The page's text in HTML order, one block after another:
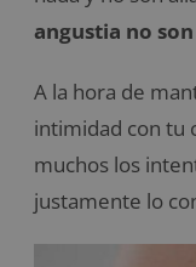
angustia no
A la hora de
intimidad con tu
muchos los
justamente lo